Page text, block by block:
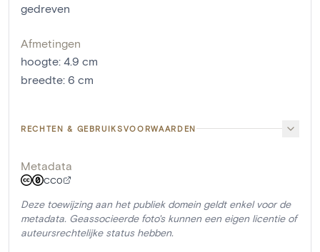
gedreven
Afmetingen
hoogte: 4.9 cm
breedte: 6 cm
RECHTEN & GEBRUIKSVOORWAARDEN
Metadata
CC0
Deze toewijzing aan het publiek domein geldt enkel voor de
metadata. Geassocieerde foto's kunnen een eigen licentie of
auteursrechtelijke status hebben.